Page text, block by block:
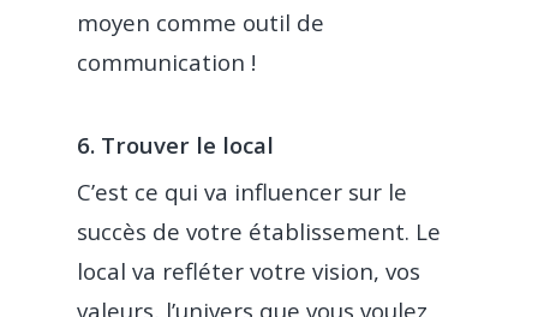
moyen comme outil de
communication !
6. Trouver le local
C’est ce qui va influencer sur le
succès de votre établissement. Le
local va refléter votre vision, vos
valeurs, l’univers que vous voulez